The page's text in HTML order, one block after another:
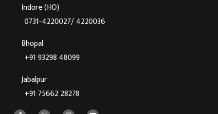
Indore (HO)
0731-4220027/ 4220036
Bhopal
+91 93298 48099
Jabalpur
+91 75662 28278